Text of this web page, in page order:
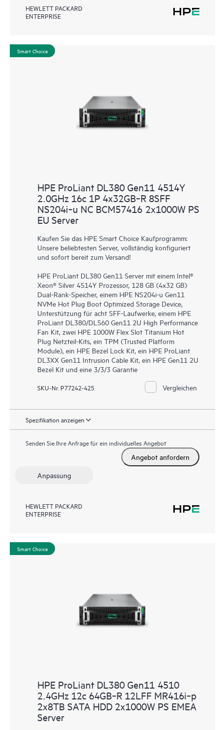
HEWLETT PACKARD
ENTERPRISE
Smart Choice
HPE ProLiant DL380 Gen11 4514Y
2.0GHz 16c 1P 4x32GB‑R 8SFF
NS204i‑u NC BCM57416 2x1000W PS
EU Server
Kaufen Sie das HPE Smart Choice Kaufprogramm:
Unsere beliebtesten Server, vollständig konfiguriert
und sofort bereit zum Versand!
HPE ProLiant DL380 Gen11 Server mit einem Intel®
Xeon® Silver 4514Y Prozessor, 128 GB (4x32 GB)
Dual-Rank-Speicher, einem HPE NS204i-u Gen11
NVMe Hot Plug Boot Optimized Storage Device,
Unterstützung für acht SFF-Laufwerke, einem HPE
ProLiant DL380/DL560 Gen11 2U High Performance
Fan Kit, zwei HPE 1000W Flex Slot Titanium Hot
Plug Netzteil-Kits, ein TPM (Trusted Platform
Module), ein HPE Bezel Lock Kit, ein HPE ProLiant
DL3XX Gen11 Intrusion Cable Kit, ein HPE Gen11 2U
Bezel Kit und eine 3/3/3 Garantie
SKU-Nr. P77242-425 Vergleichen
Spezifikation anzeigen
Senden Sie Ihre Anfrage für ein individuelles Angebot
Angebot anfordern
Anpassung
HEWLETT PACKARD
ENTERPRISE
Smart Choice
HPE ProLiant DL380 Gen11 4510
2.4GHz 12c 64GB‑R 12LFF MR416i‑p
2x8TB SATA HDD 2x1000W PS EMEA
Server